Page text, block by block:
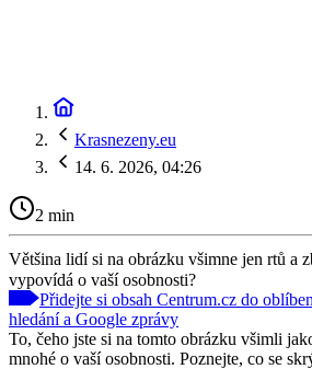
Krasnezeny.eu
14. 6. 2026, 04:26
2 min
Většina lidí si na obrázku všimne jen rtů a
vypovídá o vaší osobnosti?
Přidejte si obsah Centrum.cz do
hledání a Google zprávy
To, čeho jste si na tomto obrázku všimli
mnohé o vaší osobnosti. Poznejte, co se